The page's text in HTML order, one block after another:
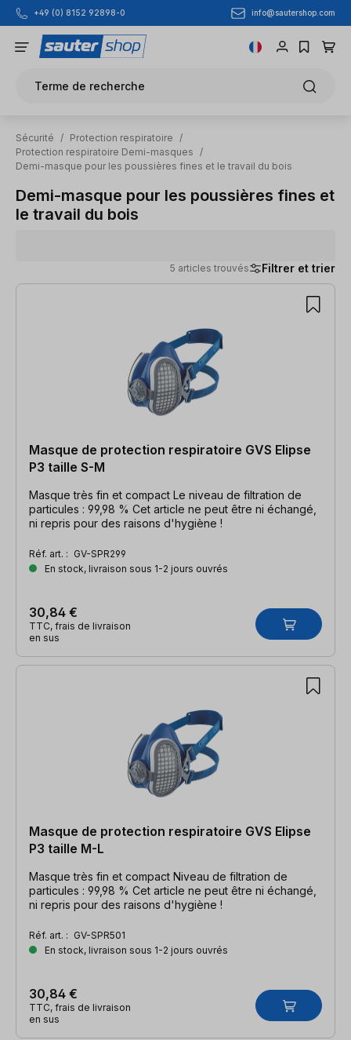
Passer au contenu principal
+49 (0) 8152 92898-0 info@sautershop.com
Terme de recherche
Sécurité / Protection respiratoire
/
Protection respiratoire Demi-masques
/
Demi-masque pour les poussières fines et le travail du bois
Demi-masque pour les poussières fines et
le travail du bois
5 articles trouvés Filtrer et trier
5 articles trouvés
Masque de protection respiratoire GVS Elipse
P3 taille S-M
Masque très fin et compact Le niveau de filtration de
particules : 99,98 % Cet article ne peut être ni échangé,
ni repris pour des raisons d'hygiène !
Réf. art. : GV-SPR299
En stock, livraison sous 1-2 jours ouvrés
30,84 €
TTC, frais de livraison
en sus
Masque de protection respiratoire GVS Elipse
P3 taille M-L
Masque très fin et compact Niveau de filtration de
particules : 99,98 % Cet article ne peut être ni échangé,
ni repris pour des raisons d'hygiène !
Réf. art. : GV-SPR501
En stock, livraison sous 1-2 jours ouvrés
30,84 €
TTC, frais de livraison
en sus